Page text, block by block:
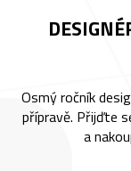
Osmý ročník
přípravě. Přijďte
a